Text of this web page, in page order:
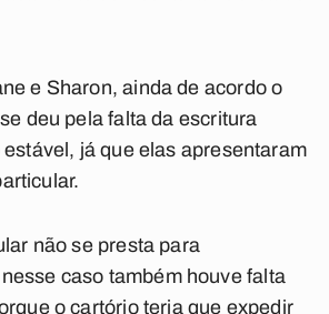
e Sharon, ainda de acordo o
deu pela falta da escritura
já que elas apresentaram
não se presta para
caso também houve falta
o cartório teria que expedir